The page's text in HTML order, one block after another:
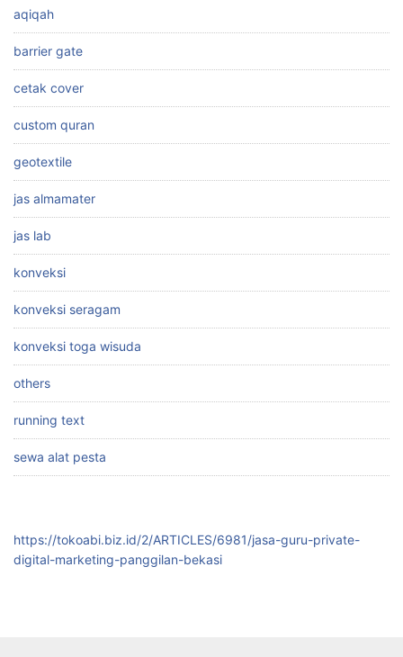
aqiqah
barrier gate
cetak cover
custom quran
geotextile
jas almamater
jas lab
konveksi
konveksi seragam
konveksi toga wisuda
others
running text
sewa alat pesta
https://tokoabi.biz.id/2/ARTICLES/6981/jasa-guru-private-
digital-marketing-panggilan-bekasi